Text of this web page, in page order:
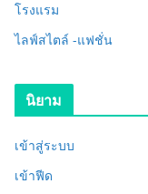
โรงแรม
ไลฟ์สไตล์ -แฟชั่น
นิยาม
เข้าสู่ระบบ
เข้าฟีด